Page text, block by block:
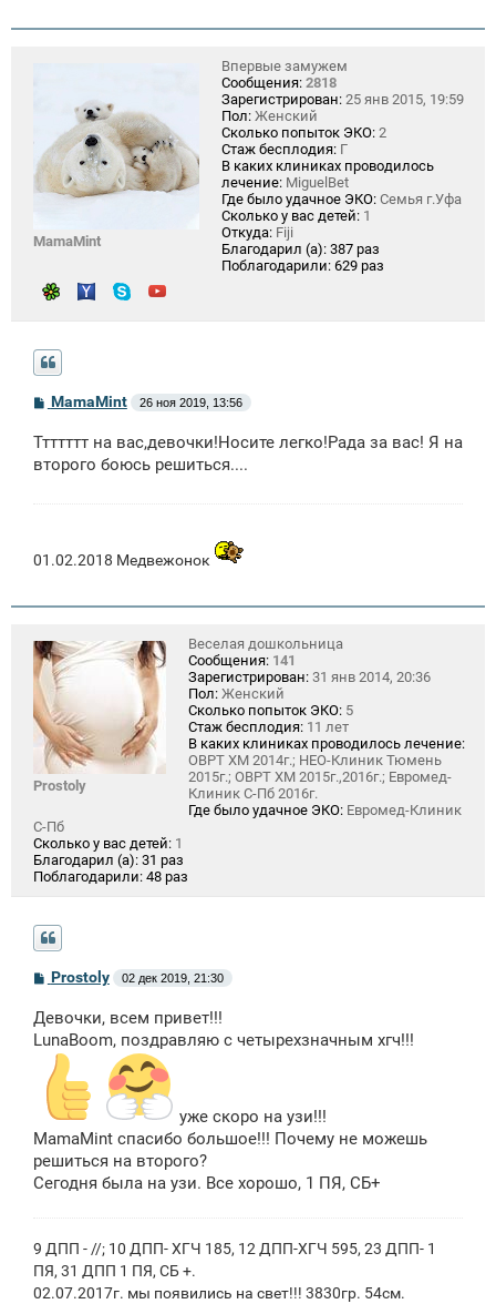
MamaMint
Впервые замужем
Сообщения: 2818
Зарегистрирован: 25 янв 2015, 19:59
Пол: Женский
Сколько попыток ЭКО: 2
Стаж бесплодия: Г
В каких клиниках проводилось
лечение: MiguelBet
Где было удачное ЭКО: Семья г.Уфа
Сколько у вас детей: 1
Откуда: Fiji
Благодарил (а): 387 раз
Поблагодарили: 629 раз
С
б
щ
MamaMint 26 ноя 2019, 13:56
Ттттттт на вас,девочки!Носите легко!Рада за вас! Я на
второго боюсь решиться....
01.02.2018 Медвежонок
Prostoly
Веселая дошкольница
Сообщения: 141
Зарегистрирован: 31 янв 2014, 20:36
Пол: Женский
Сколько попыток ЭКО: 5
Стаж бесплодия: 11 лет
В каких клиниках проводилось лечение:
ОВРТ ХМ 2014г.; НЕО-Клиник Тюмень
2015г.; ОВРТ ХМ 2015г.,2016г.; Евромед-
Клиник С-Пб 2016г.
Где было удачное ЭКО: Евромед-Клиник
С-Пб
Сколько у вас детей: 1
Благодарил (а): 31 раз
Поблагодарили: 48 раз
С
о
б
щ
н
и
е
Prostoly 02 дек 2019, 21:30
Девочки, всем привет!!!
LunaBoom, поздравляю с четырехзначным хгч!!!
уже скоро на узи!!!
MamaMint спасибо большое!!! Почему не можешь
решиться на второго?
Сегодня была на узи. Все хорошо, 1 ПЯ, СБ+
9 ДПП - //; 10 ДПП- ХГЧ 185, 12 ДПП-ХГЧ 595, 23 ДПП- 1
ПЯ, 31 ДПП 1 ПЯ, СБ +.
02.07.2017г. мы появились на свет!!! 3830гр. 54см.